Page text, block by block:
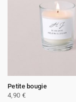
Petite bougie
4,90 €